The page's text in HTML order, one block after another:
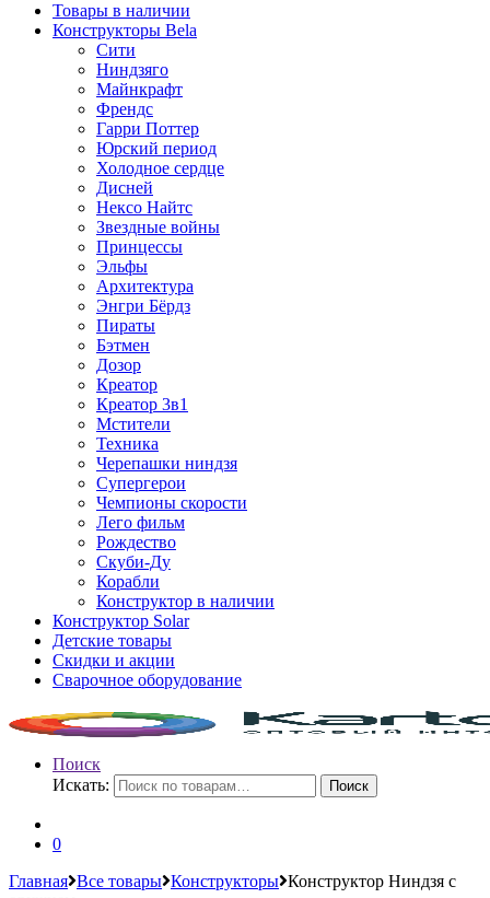
Товары в наличии
Конструкторы Bela
Сити
Ниндзяго
Майнкрафт
Френдс
Гарри Поттер
Юрский период
Холодное сердце
Дисней
Нексо Найтс
Звездные войны
Принцессы
Эльфы
Архитектура
Энгри Бёрдз
Пираты
Бэтмен
Дозор
Креатор
Креатор 3в1
Мстители
Техника
Черепашки ниндзя
Супергерои
Чемпионы скорости
Лего фильм
Рождество
Скуби-Ду
Корабли
Конструктор в наличии
Конструктор Solar
Детские товары
Скидки и акции
Сварочное оборудование
Поиск
Искать:
Поиск
0
Главная Все товары Конструкторы Конструктор Ниндзя с